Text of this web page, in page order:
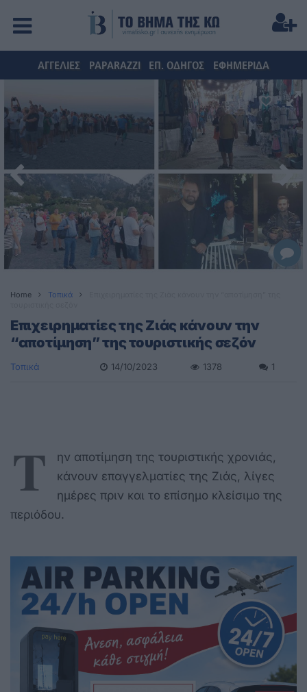
ΑΓΓΕΛΙΕΣ PAPARAZZI ΕΠ. ΟΔΗΓΟΣ ΕΦΗΜΕΡΙΔΑ
Home Τοπικά
Επιχειρηματίες της Ζιάς κάνουν την
“αποτίμηση” της τουριστικής σεζόν
Τοπικά 14/10/2023 1378 1
Τ
ην αποτίμηση της τουριστικής χρονιάς,
κάνουν επαγγελματίες της Ζιάς, λίγες
ημέρες πριν και το επίσημο κλείσιμο της
περιόδου.